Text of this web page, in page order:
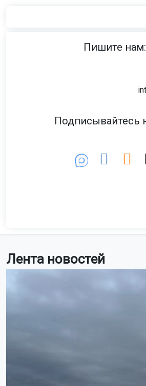
Лента новостей
Пишите нам:
Подписывайтесь